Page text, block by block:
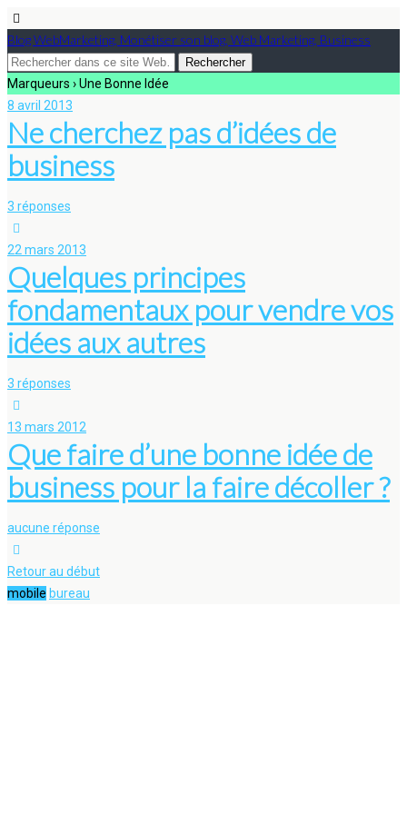
Blog WebMarketing, Monétiser son blog, Web Marketing, Business
Marqueurs › Une Bonne Idée
8 avril 2013
Ne cherchez pas d’idées de
business
3 réponses
22 mars 2013
Quelques principes
fondamentaux pour vendre vos
idées aux autres
3 réponses
13 mars 2012
Que faire d’une bonne idée de
business pour la faire décoller ?
aucune réponse
Retour au début
mobile bureau